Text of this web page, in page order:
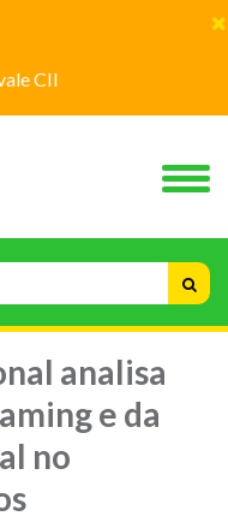
CII
analisa
e da
no